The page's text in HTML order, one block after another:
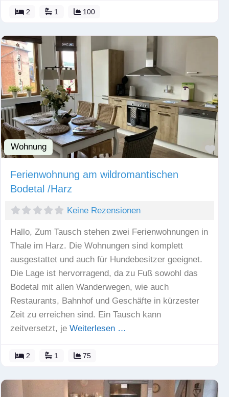
2 1 100
Wohnung
Ferienwohnung am wildromantischen
Bodetal /Harz
Keine Rezensionen
Hallo, Zum Tausch stehen zwei Ferienwohnungen in
Thale im Harz. Die Wohnungen sind komplett
ausgestattet und auch für Hundebesitzer geeignet.
Die Lage ist hervorragend, da zu Fuß sowohl das
Bodetal mit allen Wanderwegen, wie auch
Restaurants, Bahnhof und Geschäfte in kürzester
Zeit zu erreichen sind. Ein Tausch kann
zeitversetzt, je Weiterlesen …
2 1 75